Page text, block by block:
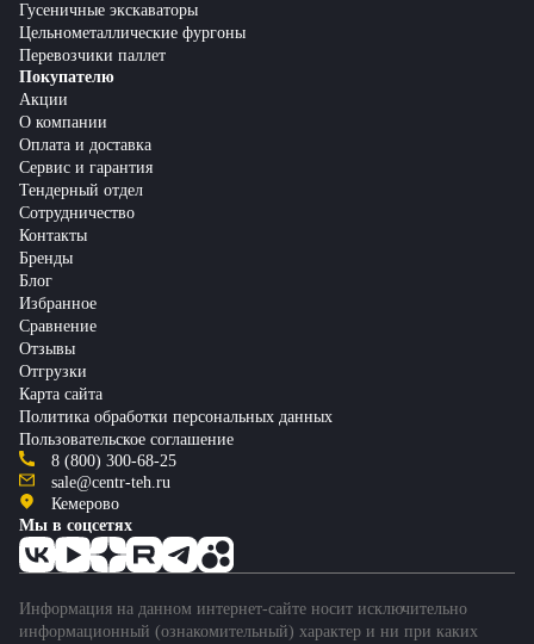
Гусеничные экскаваторы
Цельнометаллические фургоны
Перевозчики паллет
Покупателю
Акции
О компании
Оплата и доставка
Сервис и гарантия
Тендерный отдел
Сотрудничество
Контакты
Бренды
Блог
Избранное
Сравнение
Отзывы
Отгрузки
Карта сайта
Политика обработки персональных данных
Пользовательское соглашение
8 (800) 300-68-25
sale@centr-teh.ru
Кемерово
Мы в соцсетях
Информация на данном интернет-сайте носит исключительно
информационный (ознакомительный) характер и ни при каких